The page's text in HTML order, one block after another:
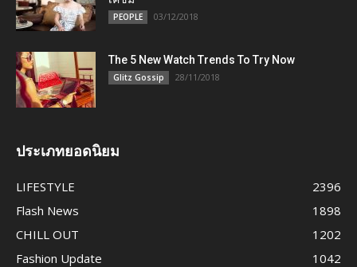
PEOPLE 03/12/2018
The 5 New Watch Trends To Try Now
Glitz Gossip 28/11/2018
ประเภทยอดนิยม
LIFESTYLE
2396
Flash News
1898
CHILL OUT
1202
Fashion Update
1042